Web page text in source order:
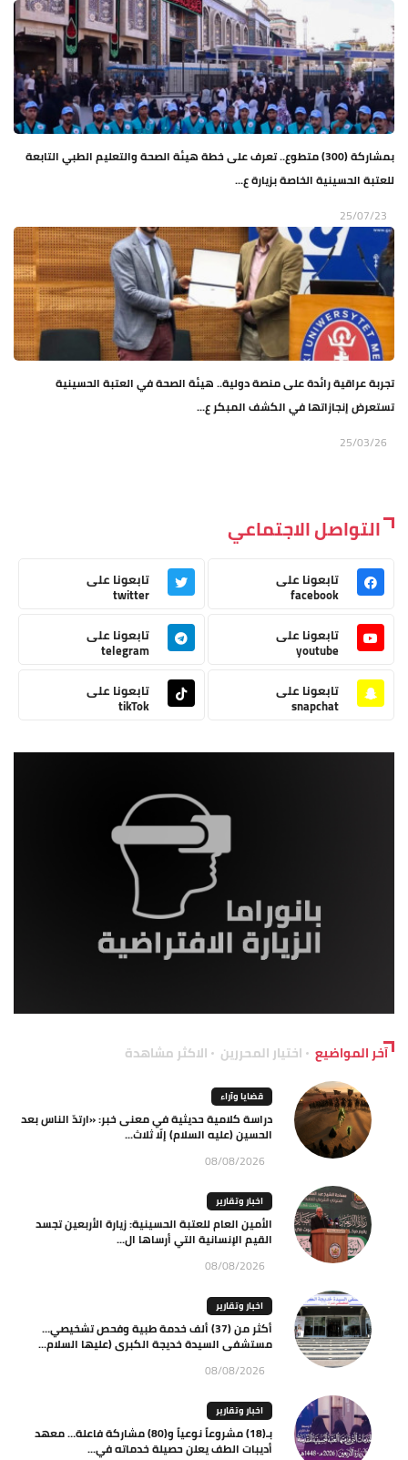
بمشاركة (300) متطوع.. تعرف على خطة هيئة الصحة والتعليم الطبي التابعة
للعتبة الحسينية الخاصة بزيارة ع...
25/07/23
تجربة عراقية رائدة على منصة دولية.. هيئة الصحة في العتبة الحسينية
تستعرض إنجازاتها في الكشف المبكر ع...
25/03/26
التواصل الاجتماعي
تابعونا على
facebook
تابعونا على
twitter
تابعونا على
youtube
تابعونا على
telegram
تابعونا على
snapchat
تابعونا على
tikTok
آخر المواضيع اختيار المحررين الاكثر مشاهدة
قضايا وآراء
دراسة كلامية حديثية في معنى خبر: «ارتدّ الناس بعد
الحسين (عليه السلام) إلّا ثلاث...
08/08/2026
اخبار وتقارير
الأمين العام للعتبة الحسينية: زيارة الأربعين تجسد
القيم الإنسانية التي أرساها ال...
08/08/2026
اخبار وتقارير
أكثر من (37) ألف خدمة طبية وفحص تشخيصي…
مستشفى السيدة خديجة الكبرى (عليها السلام...
08/08/2026
اخبار وتقارير
بـ(18) مشروعاً نوعياً و(80) مشاركة فاعلة… معهد
أديبات الطف يعلن حصيلة خدماته في...